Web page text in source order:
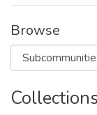
Browse